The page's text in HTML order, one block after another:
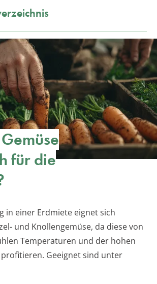
für die
in einer Erdmiete eignet sich
und Knollengemüse, da diese von
Temperaturen und der hohen
Geeignet sind unter